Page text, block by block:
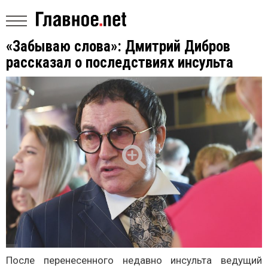
«Забываю слова»: Дмитрий Дибров
рассказал о последствиях инсульта
После перенесенного недавно инсульта ведущий